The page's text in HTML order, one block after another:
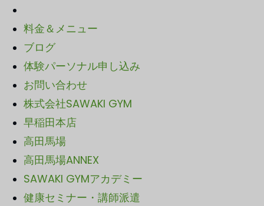
料金＆メニュー
ブログ
体験パーソナル申し込み
お問い合わせ
株式会社SAWAKI GYM
早稲田本店
高田馬場
高田馬場ANNEX
SAWAKI GYMアカデミー
健康セミナー・講師派遣